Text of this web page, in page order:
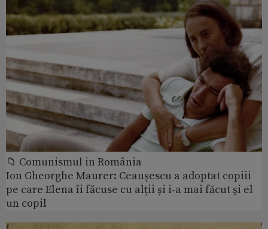
📁 Comunismul in România
Ion Gheorghe Maurer: Ceaușescu a adoptat copiii
pe care Elena îi făcuse cu alții și i-a mai făcut și el
un copil